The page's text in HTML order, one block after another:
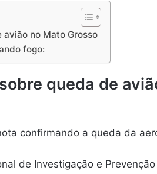
no Mato Grosso
fogo:
queda de
confirmando a queda da
de Investigação e